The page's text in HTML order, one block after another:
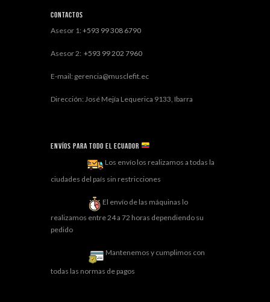
Contactos
Asesor 1: +593 99 308 6790
Asesor 2: +593 99 202 7960
E-mail: gerencia@musclefit.ec
Dirección: José Mejía Lequerica 9133, Ibarra
Envíos para todo el ECUADOR
Los envío los realizamos a todas la
ciudades del país sin restricciones
El envío de las máquinas lo
realizamos entre 24 a 72 horas dependiendo su
pedido
Mantenemos y cumplimos con
todas las normas de pagos